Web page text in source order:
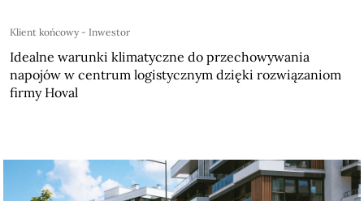
Klient końcowy - Inwestor
Idealne warunki klimatyczne do przechowywania
napojów w centrum logistycznym dzięki rozwiązaniom
firmy Hoval